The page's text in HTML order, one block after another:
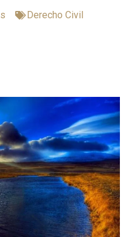
Derecho Civil